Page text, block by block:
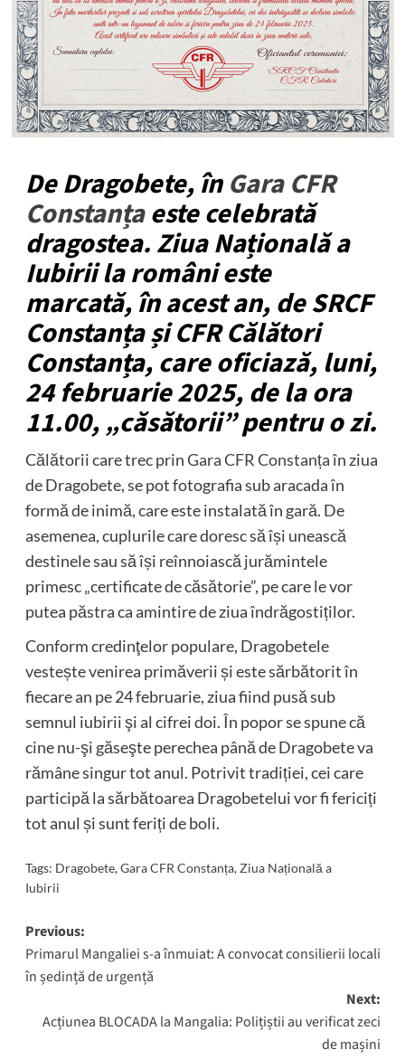
De Dragobete, înGara CFR
Constanțaeste celebrată
dragostea. Ziua Națională a
Iubirii la români este
marcată, în acest an, de SRCF
Constanța și CFR Călători
Constanța, care oficiază, luni,
24 februarie 2025, de la ora
11.00, „căsătorii” pentru o zi.
Călătorii care trec prinGara CFR Constanțaîn ziua
de Dragobete, se pot fotografia sub aracada în
formă de inimă, care este instalată în gară. De
asemenea, cuplurile care doresc să își unească
destinele sau să își reînnoiască jurămintele
primesc „certificate de căsătorie”, pe care le vor
putea păstra ca amintire de ziua îndrăgostiților.
Conform credinţelor populare, Dragobetele
vestește venirea primăverii și este sărbătorit în
fiecare an pe 24 februarie, ziua fiind pusă sub
semnul iubirii şi al cifrei doi. În popor se spune că
cine nu-şi găseşte perechea până de Dragobete va
rămâne singur tot anul. Potrivit tradiției, cei care
participă la sărbătoarea Dragobetelui vor fi fericiți
tot anul și sunt feriți de boli.
Tags: Dragobete,Gara CFR Constanța, Ziua Națională a
Iubirii
Post
navigation
Previous:
Primarul Mangaliei s-a înmuiat: A convocat consilierii locali
în ședință de urgență
Next:
Acțiunea BLOCADA la Mangalia: Polițiștii au verificat zeci
de mașini